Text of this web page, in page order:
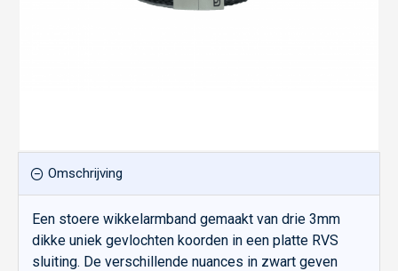
Omschrijving
Een stoere wikkelarmband gemaakt van drie 3mm
dikke uniek gevlochten koorden in een platte RVS
sluiting. De verschillende nuances in zwart geven